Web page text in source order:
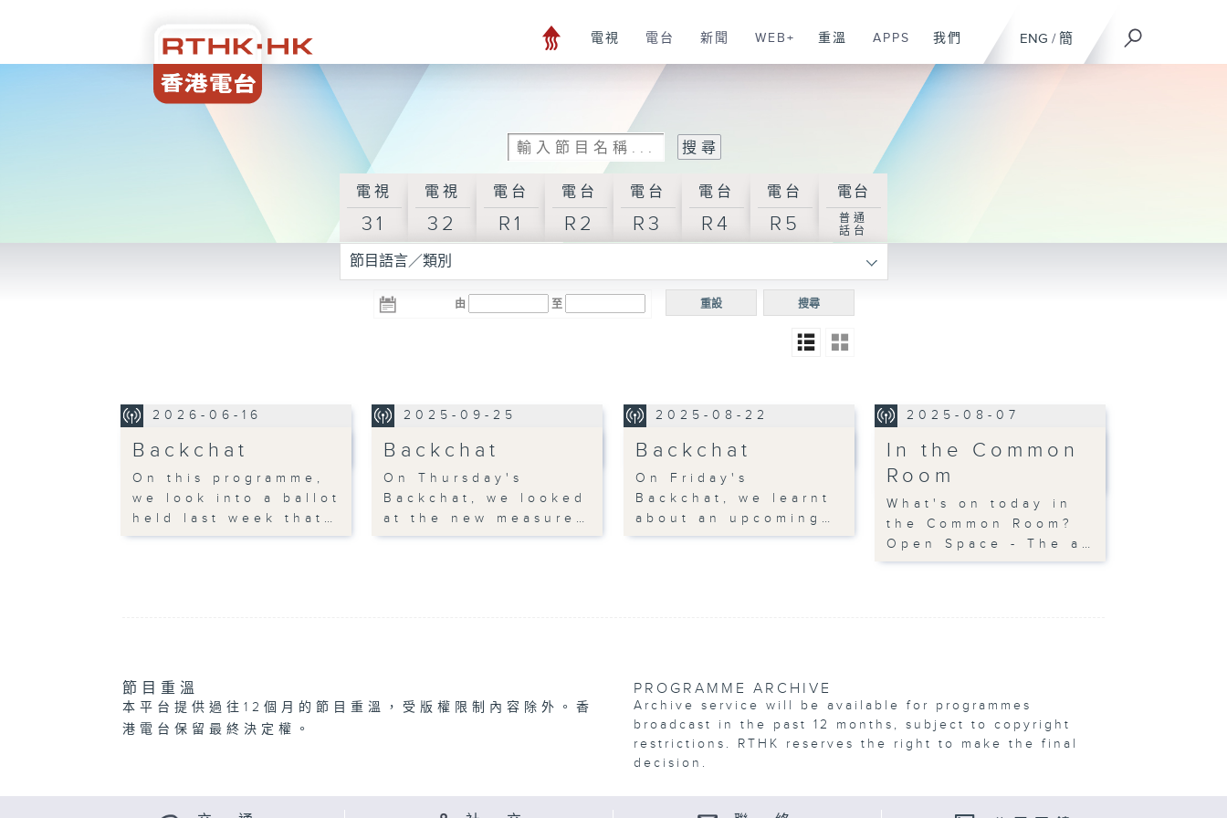
ENG / 簡
電視 電台 新聞 WEB+ 重溫 APPS 我們
電視
31
電視
32
電台
R1
電台
R2
電台
R3
電台
R4
電台
R5
電台
普通
話台
節目語言／類別
由 至 搜尋
重設
2026-06-16
Backchat
On this programme,
we look into a ballot
held last week that…
2025-09-25
Backchat
On Thursday's
Backchat, we looked
at the new measure…
2025-08-22
Backchat
On Friday's
Backchat, we learnt
about an upcoming…
2025-08-07
In the Common
Room
What's on today in
the Common Room?
Open Space - The a…
節目重溫
本平台提供過往12個月的節目重溫，受版權限制內容除外。香
港電台保留最終決定權。
PROGRAMME ARCHIVE
Archive service will be available for programmes
broadcast in the past 12 months, subject to copyright
restrictions. RTHK reserves the right to make the final
decision.